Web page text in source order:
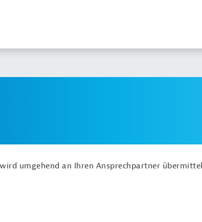
umgehend an Ihren Ansprechpartner